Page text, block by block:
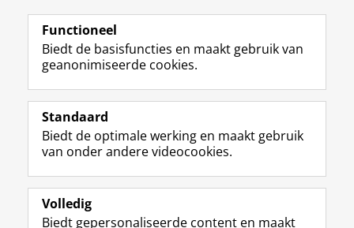
Laatst gewijzigd: 04 augustus 2026 16:22
Volg de RUG
F
a
e
b
o
p
L
i
k
e
I
-
R
S
-
f
e
R
I
n
t
r
m
Y
o
T
e
k
Studiekiezers
Alumni
Functioneel
Biedt de basisfuncties en maakt gebruik van
geanonimiseerde cookies.
Standaard
Biedt de optimale werking en maakt gebruik
van onder andere videocookies.
Volledig
Biedt gepersonaliseerde content en maakt